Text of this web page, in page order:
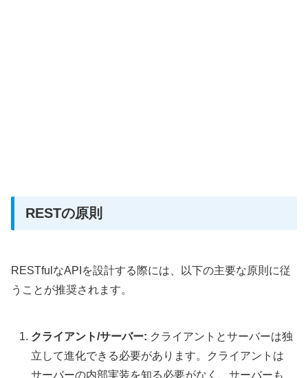
RESTの原則
RESTfulなAPIを設計する際には、以下の主要な原則に従
うことが推奨されます。
クライアント/サーバー: クライアントとサーバーは独
立して進化できる必要があります。クライアントは
サーバーの内部実装を知る必要がなく、サーバーも